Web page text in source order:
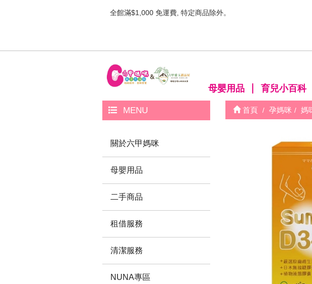
全館滿$1,000 免運費, 特定商品除外。
母嬰用品 育兒小百科
MENU
關於六甲媽咪
母嬰用品
二手商品
租借服務
清潔服務
NUNA專區
首頁 孕媽咪 媽